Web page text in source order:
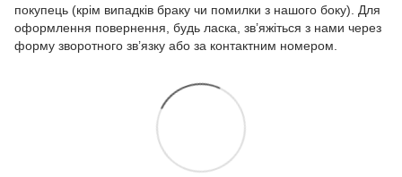
покупець (крім випадків браку чи помилки з нашого боку). Для
оформлення повернення, будь ласка, зв’яжіться з нами через
форму зворотного зв’язку або за контактним номером.